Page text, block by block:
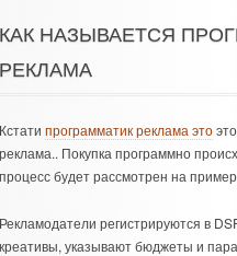
НАЗЫВАЕТСЯ
программатик реклама это
Покупка программно
будет рассмотрен на
регистрируются в
указывают бюджеты и